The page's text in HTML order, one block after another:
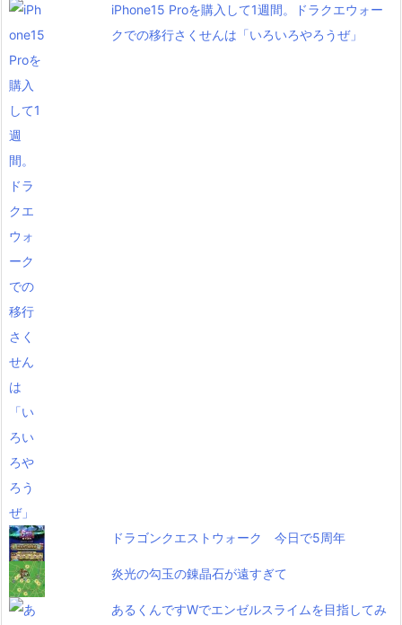
iPhone15 Proを購入して1週間。ドラクエウォー
クでの移行さくせんは「いろいろやろうぜ」
ドラゴンクエストウォーク 今日で5周年
炎光の勾玉の錬晶石が遠すぎて
あるくんですWでエンゼルスライムを目指してみ